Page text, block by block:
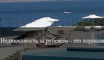
Недвижимость за рубежом - это